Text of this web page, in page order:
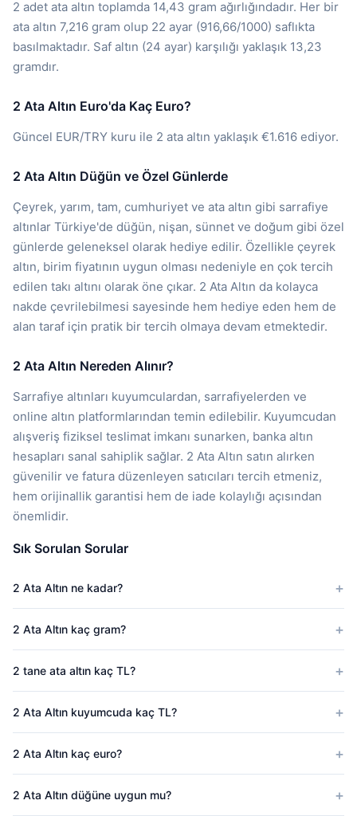
2 adet ata altın toplamda 14,43 gram ağırlığındadır. Her bir
ata altın 7,216 gram olup 22 ayar (916,66/1000) saflıkta
basılmaktadır. Saf altın (24 ayar) karşılığı yaklaşık 13,23
gramdır.
2 Ata Altın Euro'da Kaç Euro?
Güncel EUR/TRY kuru ile 2 ata altın yaklaşık €1.616 ediyor.
2 Ata Altın Düğün ve Özel Günlerde
Çeyrek, yarım, tam, cumhuriyet ve ata altın gibi sarrafiye
altınlar Türkiye'de düğün, nişan, sünnet ve doğum gibi özel
günlerde geleneksel olarak hediye edilir. Özellikle çeyrek
altın, birim fiyatının uygun olması nedeniyle en çok tercih
edilen takı altını olarak öne çıkar. 2 Ata Altın da kolayca
nakde çevrilebilmesi sayesinde hem hediye eden hem de
alan taraf için pratik bir tercih olmaya devam etmektedir.
2 Ata Altın Nereden Alınır?
Sarrafiye altınları kuyumculardan, sarrafiyelerden ve
online altın platformlarından temin edilebilir. Kuyumcudan
alışveriş fiziksel teslimat imkanı sunarken, banka altın
hesapları sanal sahiplik sağlar. 2 Ata Altın satın alırken
güvenilir ve fatura düzenleyen satıcıları tercih etmeniz,
hem orijinallik garantisi hem de iade kolaylığı açısından
önemlidir.
Sık Sorulan Sorular
2 Ata Altın ne kadar?
2 Ata Altın kaç gram?
2 tane ata altın kaç TL?
2 Ata Altın kuyumcuda kaç TL?
2 Ata Altın kaç euro?
2 Ata Altın düğüne uygun mu?